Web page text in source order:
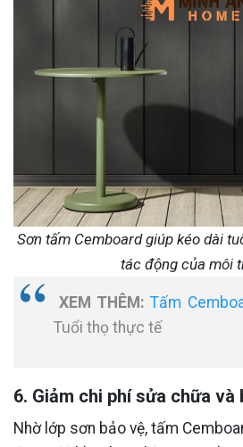
Sơn tấm Cemboard giúp kéo dài
tác động của môi
XEM THÊM: Tấm
Tuổi thọ thực tế
6. Giảm chi phí sửa chữa và
Nhờ lớp sơn bảo vệ, tấm